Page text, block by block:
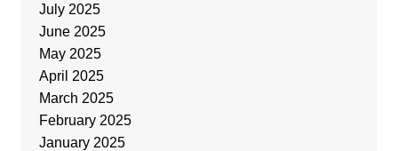
July 2025
June 2025
May 2025
April 2025
March 2025
February 2025
January 2025